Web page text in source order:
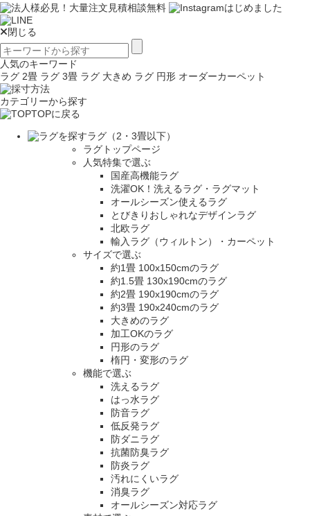
閉じる
人気のキーワード
ラグ 2畳 ラグ 3畳 ラグ 大きめ ラグ 円形 オーダーカーペット
カテゴリーから探す
TOPに戻る
ラグ（2・3畳以下）
ラグトップページ
人気特集で選ぶ
国産高機能ラグ
洗濯OK！洗えるラグ・ラグマット
オールシーズン使えるラグ
とびきりおしゃれなデザインラグ
北欧ラグ
輸入ラグ（ウィルトン）・カーペット
サイズで選ぶ
約1畳 100x150cmのラグ
約1.5畳 130x190cmのラグ
約2畳 190x190cmのラグ
約3畳 190x240cmのラグ
大きめのラグ
加工OKのラグ
円形のラグ
楕円・変形のラグ
機能で選ぶ
洗えるラグ
はっ水ラグ
防音ラグ
低反発ラグ
防ダニラグ
抗菌防臭ラグ
防炎ラグ
汚れにくいラグ
消臭ラグ
オールシーズン対応ラグ